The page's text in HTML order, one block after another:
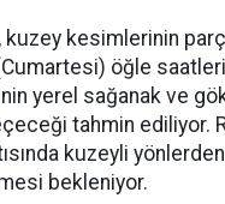
kuzey kesimlerinin
öğle
yerel sağanak ve
tahmin ediliyor.
kuzeyli
bekleniyor.